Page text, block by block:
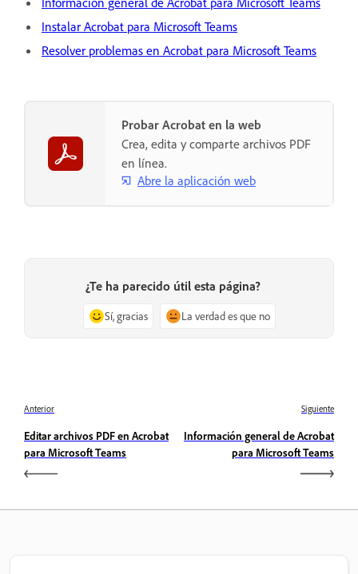
Instalar Acrobat para Microsoft Teams
Resolver problemas en Acrobat para Microsoft Teams
Probar Acrobat en la web
Crea, edita y comparte archivos PDF
en línea.
Abre la aplicación web
¿Te ha parecido útil esta página?
Sí, gracias La verdad es que no
Anterior
Editar archivos PDF en Acrobat
para Microsoft Teams
Siguiente
Información general de Acrobat
para Microsoft Teams